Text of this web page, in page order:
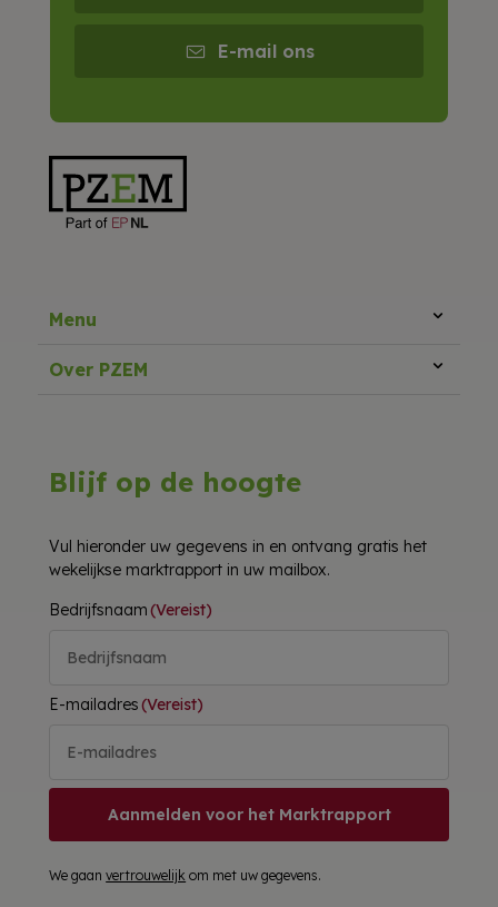
E-mail ons
Menu
Over PZEM
Blijf op de hoogte
Vul hieronder uw gegevens in en ontvang gratis het
wekelijkse marktrapport in uw mailbox.
Bedrijfsnaam(Vereist)
E-mailadres(Vereist)
Aanmelden voor het Marktrapport
We gaanvertrouwelijk om met uw gegevens.